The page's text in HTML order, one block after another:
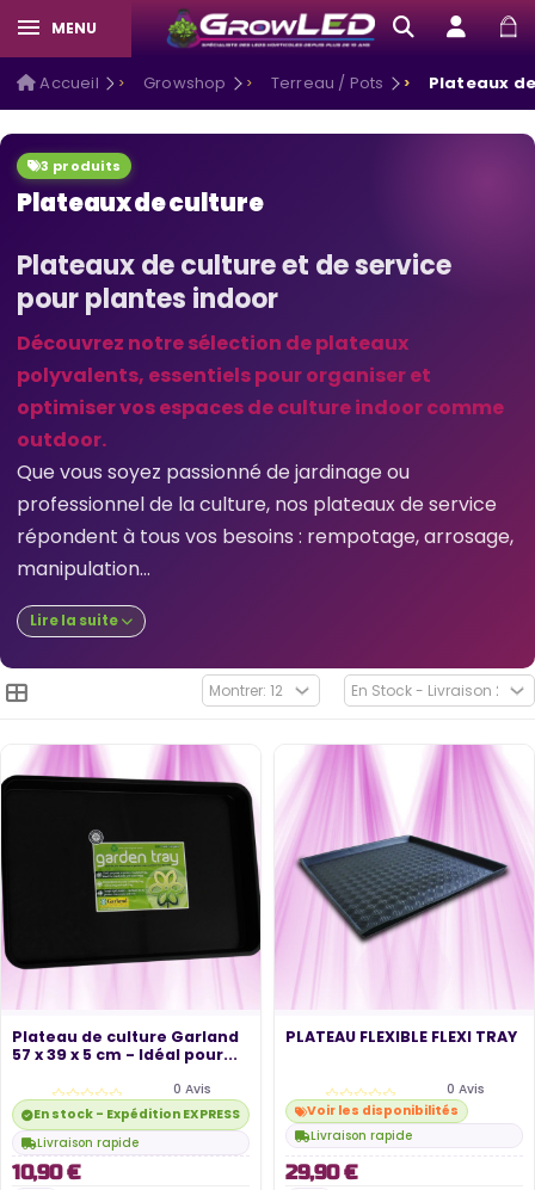
MENU
Accueil Growshop Terreau / Pots Plateaux
3 produits
Plateaux de culture
Plateaux de culture et de service
pour plantes indoor
Découvrez notre sélection de plateaux
polyvalents, essentiels pour organiser et
optimiser vos espaces de culture indoor comme
outdoor.
Que vous soyez passionné de jardinage ou
professionnel de la culture, nos plateaux de service
répondent à tous vos besoins : rempotage, arrosage,
manipulation...
Lire la suite
Plateau de culture Garland
57 x 39 x 5 cm - Idéal pour...
0 Avis
En stock - Expédition EXPRESS disponible
Livraison rapide
10,90 €
PLATEAU FLEXIBLE FLEXI TRAY
0 Avis
Voir les disponibilités
Livraison rapide
29,90 €